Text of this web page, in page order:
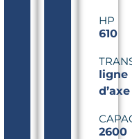
HP
610
ligne
d’axe
2600